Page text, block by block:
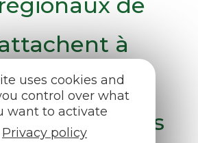
de
à
ressources
et culturelles
uses cookies and
control over what
want to activate
Privacy policy